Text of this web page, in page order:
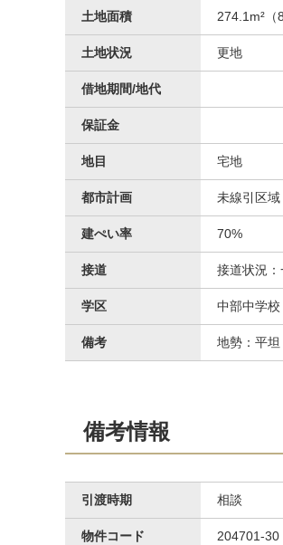
土地面積 274.1m²（
土地状況 更地
借地期間/地代
保証金
地目 宅地
都市計画 未線引区域
建ぺい率 70%
接道 接道状況
学区 中部中学校
備考 地勢：平坦
備考情報
引渡時期 相談
物件コード 204701-30